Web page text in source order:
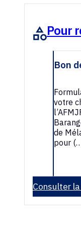
Pour
Bon
votre
de
pour
Consulter